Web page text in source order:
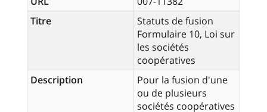
Titre
Statuts de fusion
Formulaire 10, Loi sur
les sociétés
coopératives
Description
Pour la fusion d'une
ou de plusieurs
sociétés coopératives